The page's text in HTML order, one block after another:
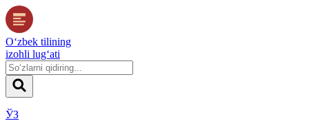
O‘zbek tilining
izohli lug‘ati
ЎЗ